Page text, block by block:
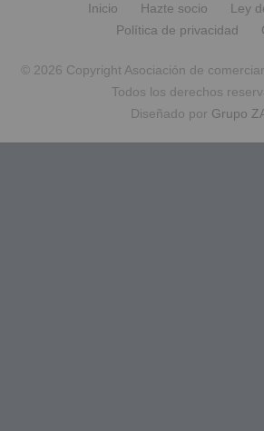
Inicio Hazte socio
Ley
Política de privacidad
© 2026 Copyright Asociación de
Todos los derechos
Diseñado por Grupo